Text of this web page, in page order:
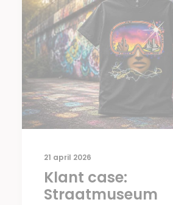
21 april 2026
Klant case:
Straatmuseum